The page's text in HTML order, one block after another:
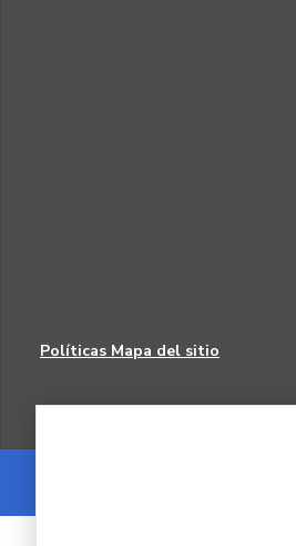
Políticas Mapa del sitio